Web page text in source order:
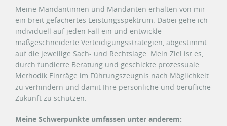
Meine Mandantinnen und Mandanten erhalten von mir
ein breit gefächertes Leistungsspektrum. Dabei gehe ich
individuell auf jeden Fall ein und entwickle
maßgeschneiderte Verteidigungsstrategien, abgestimmt
auf die jeweilige Sach- und Rechtslage. Mein Ziel ist es,
durch fundierte Beratung und geschickte prozessuale
Methodik Einträge im Führungszeugnis nach Möglichkeit
zu verhindern und damit Ihre persönliche und berufliche
Zukunft zu schützen.
Meine Schwerpunkte umfassen unter anderem: